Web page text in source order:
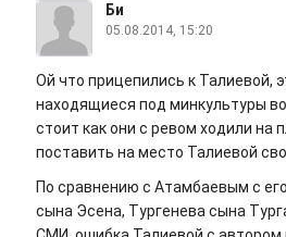
Би
05.08.2014, 15:20
Ой что прицепились к Талиевой,
находящиеся под минкультуры
стоит как они с ревом ходили на
поставить на место Талиевой
По сравнению с Атамбаевым с
сына Эсена, Тургенева сына